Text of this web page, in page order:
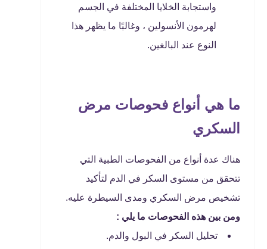
واستجابة الخلايا المختلفة في الجسم
لهرمون الأنسولين ، وغالبًا ما يظهر هذا
النوع عند البالغين.
ما هي أنواع فحوصات مرض
السكري
هناك عدة أنواع من الفحوصات الطبية التي
تتحقق من مستوى السكر في الدم لتأكيد
تشخيص مرض السكري ومدى السيطرة عليه.
ومن بين هذه الفحوصات ما يلي :
تحليل السكر في البول والدم.